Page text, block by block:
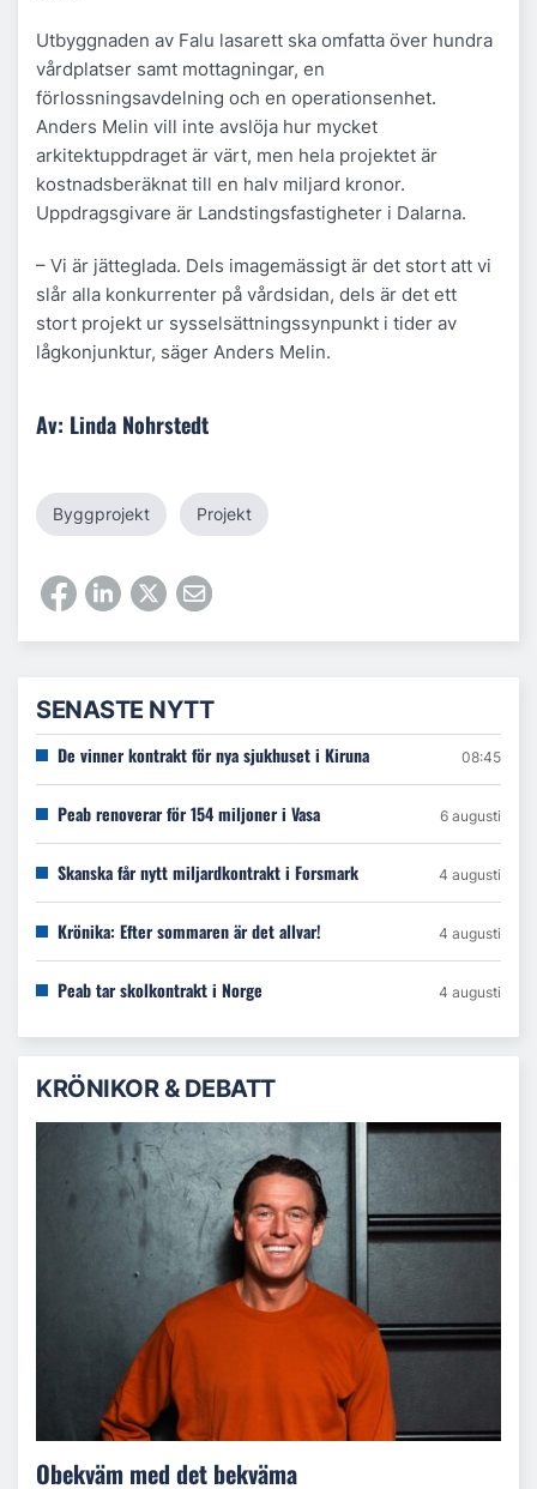
Utbyggnaden av Falu lasarett ska omfatta över hundra
vårdplatser samt mottagningar, en
förlossningsavdelning och en operationsenhet.
Anders Melin vill inte avslöja hur mycket
arkitektuppdraget är värt, men hela projektet är
kostnadsberäknat till en halv miljard kronor.
Uppdragsgivare är Landstingsfastigheter i Dalarna.
– Vi är jätteglada. Dels imagemässigt är det stort att vi
slår alla konkurrenter på vårdsidan, dels är det ett
stort projekt ur sysselsättningssynpunkt i tider av
lågkonjunktur, säger Anders Melin.
Av: Linda Nohrstedt
Byggprojekt Projekt
SENASTE NYTT
De vinner kontrakt för nya sjukhuset i Kiruna 08:45
Peab renoverar för 154 miljoner i Vasa 6 augusti
Skanska får nytt miljardkontrakt i Forsmark 4 augusti
Krönika: Efter sommaren är det allvar! 4 augusti
Peab tar skolkontrakt i Norge 4 augusti
KRÖNIKOR & DEBATT
Obekväm med det bekväma